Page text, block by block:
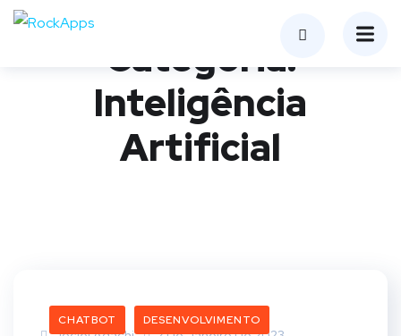
Categoria:
Inteligência
Artificial
CHATBOT DESENVOLVIMENTO